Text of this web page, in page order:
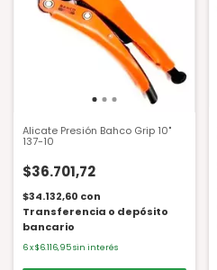
Alicate Presión Bahco Grip 10"
137-10
$36.701,72
$34.132,60 con
Transferencia o depósito
bancario
6x$6.116,95sin interés